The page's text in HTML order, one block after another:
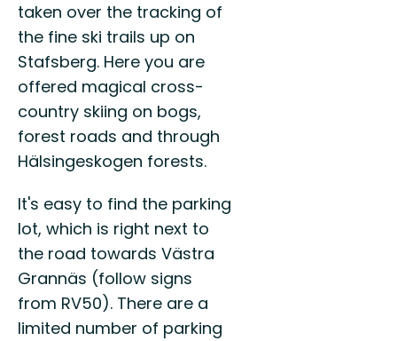
taken over the tracking of
the fine ski trails up on
Stafsberg. Here you are
offered magical cross-
country skiing on bogs,
forest roads and through
Hälsingeskogen forests.
It's easy to find the parking
lot, which is right next to
the road towards Västra
Grannäs (follow signs
from RV50). There are a
limited number of parking